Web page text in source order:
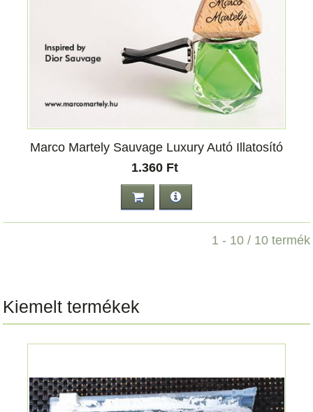
Marco Martely Sauvage Luxury Autó Illatosító
1.360 Ft
1 - 10 / 10 termék
Kiemelt termékek